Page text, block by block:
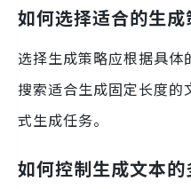
如何选择适合的生成
选择生成策略应根据具体
搜索适合生成固定长度
式生成任务。
如何控制生成文本的